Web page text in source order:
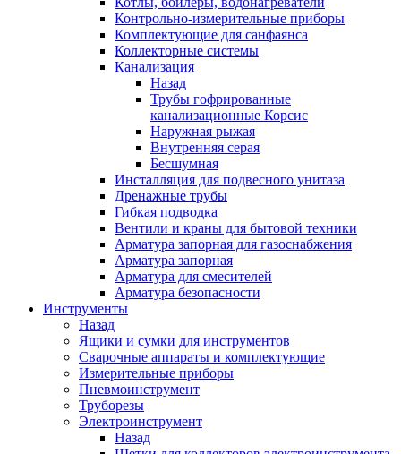
Контрольно-измерительные приборы
Комплектующие для санфаянса
Коллекторные системы
Канализация
Назад
Трубы гофрированные
канализационные Корсис
Наружная рыжая
Внутренняя серая
Бесшумная
Инсталляция для подвесного унитаза
Дренажные трубы
Гибкая подводка
Вентили и краны для бытовой техники
Арматура запорная для газоснабжения
Арматура запорная
Арматура для смесителей
Арматура безопасности
Инструменты
Назад
Ящики и сумки для инструментов
Сварочные аппараты и комплектующие
Измерительные приборы
Пневмоинструмент
Труборезы
Электроинструмент
Назад